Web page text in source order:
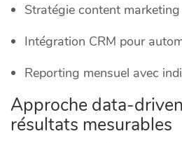
Stratégie content
Intégration CRM pour
Reporting mensuel avec
Approche data-
résultats mesurables